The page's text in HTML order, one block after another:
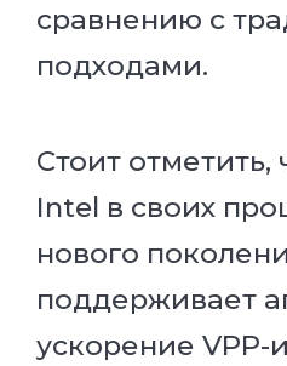
сравнению с
подходами.
Стоит отметить,
Intel в своих
нового
поддерживает
ускорение VPP-